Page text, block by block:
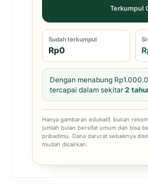
Terkumpul
Sudah terkumpul
Rp0
Dengan menabung
tercapai dalam sekitar2
Hanya gambaran edukatif, bukan
jumlah bulan bersifat umum dan bisa
pribadimu. Dana darurat sebaiknya
mudah dicairkan.